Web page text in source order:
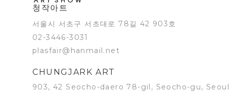
청작아트
서울시 서초구 서초대로 78길 42 903호
02-3446-3031
plasfair@hanmail.net
CHUNGJARK ART
903, 42 Seocho-daero 78-gil, Seocho-gu, Seoul